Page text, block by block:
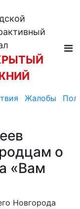
Жалобы
о
«Вам
Новгорода